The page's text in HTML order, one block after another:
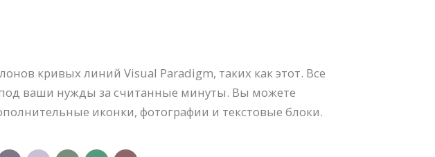
кривых линий Visual Paradigm, таких как этот. Все
ваши нужды за считанные минуты. Вы можете
иконки, фотографии и текстовые блоки.